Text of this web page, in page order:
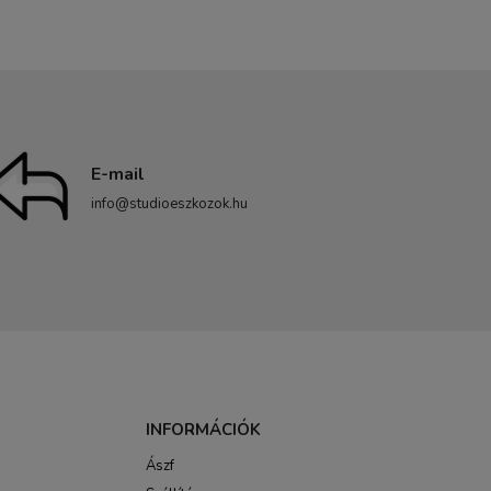
E-mail
info@studioeszkozok.hu
INFORMÁCIÓK
Ászf